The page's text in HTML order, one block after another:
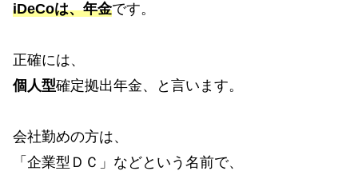
iDeCoは、年金です。
正確には、
個人型確定拠出年金、と言います。
会社勤めの方は、
「企業型ＤＣ」などという名前で、